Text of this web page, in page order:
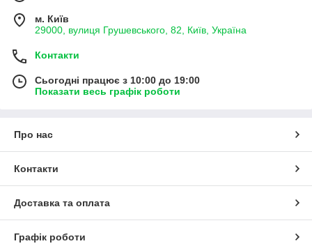
м. Київ
29000, вулиця Грушевського, 82, Київ, Україна
Контакти
Сьогодні працює з 10:00 до 19:00
Показати весь графік роботи
Про нас
Контакти
Доставка та оплата
Графік роботи